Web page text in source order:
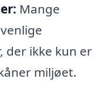
Mange
der ikke kun er
miljøet.